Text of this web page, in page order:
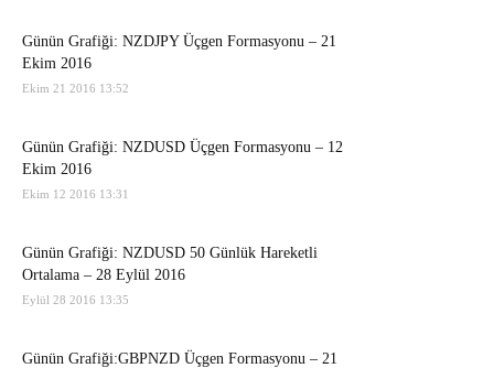
Günün Grafiği: NZDJPY Üçgen Formasyonu – 21
Ekim 2016
Ekim 21 2016 13:52
Günün Grafiği: NZDUSD Üçgen Formasyonu – 12
Ekim 2016
Ekim 12 2016 13:31
Günün Grafiği: NZDUSD 50 Günlük Hareketli
Ortalama – 28 Eylül 2016
Eylül 28 2016 13:35
Günün Grafiği:GBPNZD Üçgen Formasyonu – 21